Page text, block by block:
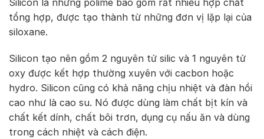
tổng hợp, được tạo thành từ những đơn vị lặp lại của
siloxane.
Silicon tạo nên gồm 2 nguyên tử silic và 1 nguyên tử
oxy được kết hợp thường xuyên với cacbon hoặc
hydro. Silicon cũng có khả năng chịu nhiệt và đàn hồi
cao như là cao su. Nó được dùng làm chất bịt kín và
chất kết dính, chất bôi trơn, dụng cụ nấu ăn và dùng
trong cách nhiệt và cách điện.